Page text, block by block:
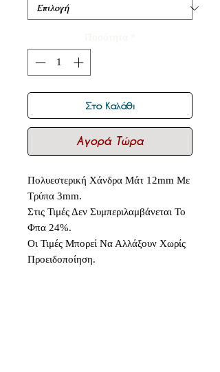
Στο Καλάθι
Αγορά Τώρα
Πολυεστερική Χάνδρα Μάτ 12mm Με
Τρύπα 3mm.
Στις Τιμές Δεν Συμπεριλαμβάνεται Το
Φπα 24%.
Οι Τιμές Μπορεί Να Αλλάξουν Χωρίς
Προειδοποίηση.